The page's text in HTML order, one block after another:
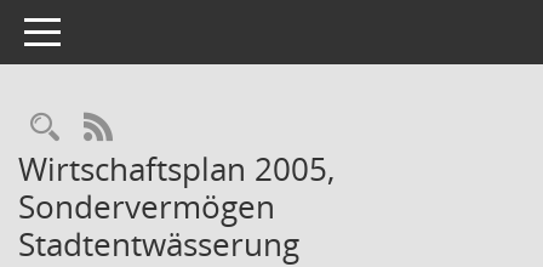
Toggle navigation
Rechercheauswahl
RSS-Feed
Wirtschaftsplan 2005,
Sondervermögen
Stadtentwässerung